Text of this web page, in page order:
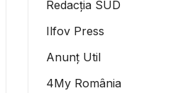
Redacția SUD
Ilfov Press
Anunț Util
4My România